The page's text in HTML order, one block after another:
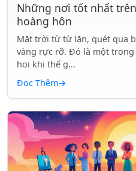
Những nơi tốt nhất
hoàng hôn
Mặt trời từ từ lặn, quét qua
vàng rực rỡ. Đó là một
hoi khi thế g...
Đọc Thêm→